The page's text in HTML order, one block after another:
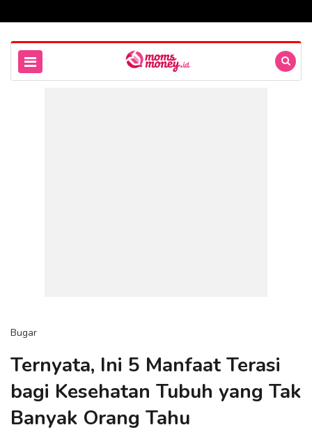
Bugar
Ternyata, Ini 5 Manfaat Terasi
bagi Kesehatan Tubuh yang Tak
Banyak Orang Tahu